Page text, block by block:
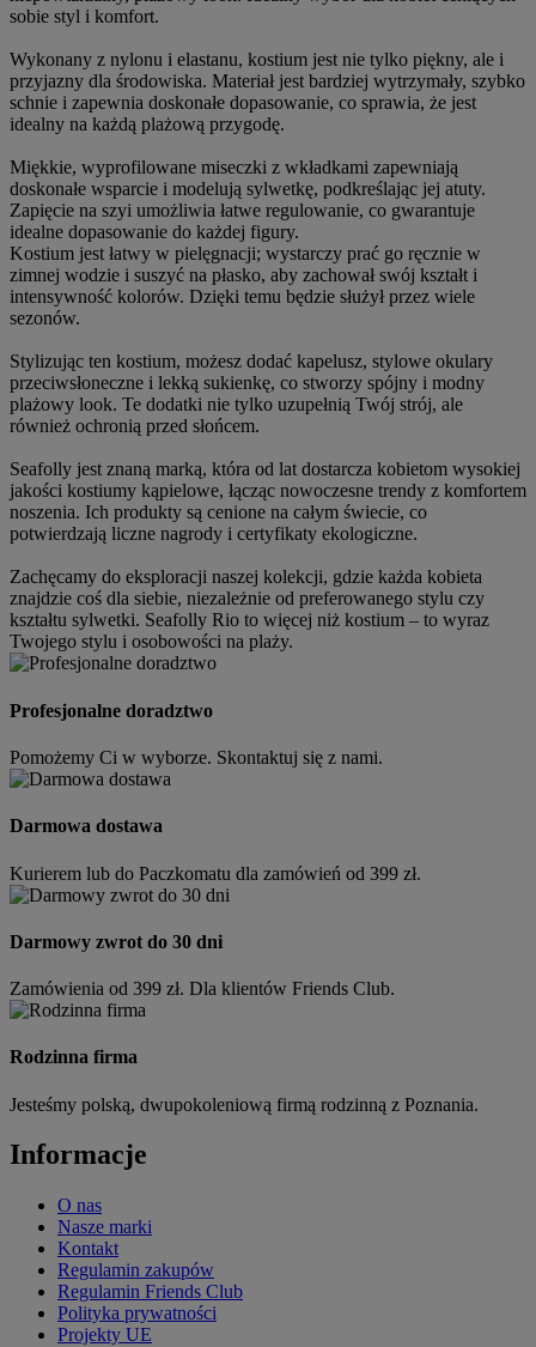
sobie styl i komfort.
Wykonany z nylonu i elastanu, kostium jest nie tylko piękny, ale i
przyjazny dla środowiska. Materiał jest bardziej wytrzymały, szybko
schnie i zapewnia doskonałe dopasowanie, co sprawia, że jest
idealny na każdą plażową przygodę.
Miękkie, wyprofilowane miseczki z wkładkami zapewniają
doskonałe wsparcie i modelują sylwetkę, podkreślając jej atuty.
Zapięcie na szyi umożliwia łatwe regulowanie, co gwarantuje
idealne dopasowanie do każdej figury.
Kostium jest łatwy w pielęgnacji; wystarczy prać go ręcznie w
zimnej wodzie i suszyć na płasko, aby zachował swój kształt i
intensywność kolorów. Dzięki temu będzie służył przez wiele
sezonów.
Stylizując ten kostium, możesz dodać kapelusz, stylowe okulary
przeciwsłoneczne i lekką sukienkę, co stworzy spójny i modny
plażowy look. Te dodatki nie tylko uzupełnią Twój strój, ale
również ochronią przed słońcem.
Seafolly jest znaną marką, która od lat dostarcza kobietom wysokiej
jakości kostiumy kąpielowe, łącząc nowoczesne trendy z komfortem
noszenia. Ich produkty są cenione na całym świecie, co
potwierdzają liczne nagrody i certyfikaty ekologiczne.
Zachęcamy do eksploracji naszej kolekcji, gdzie każda kobieta
znajdzie coś dla siebie, niezależnie od preferowanego stylu czy
kształtu sylwetki. Seafolly Rio to więcej niż kostium – to wyraz
Twojego stylu i osobowości na plaży.
Profesjonalne doradztwo
Pomożemy Ci w wyborze. Skontaktuj się z nami.
Darmowa dostawa
Kurierem lub do Paczkomatu dla zamówień od 399 zł.
Darmowy zwrot do 30 dni
Zamówienia od 399 zł. Dla klientów Friends Club.
Rodzinna firma
Jesteśmy polską, dwupokoleniową firmą rodzinną z Poznania.
Informacje
O nas
Nasze marki
Kontakt
Regulamin zakupów
Regulamin Friends Club
Polityka prywatności
Projekty UE